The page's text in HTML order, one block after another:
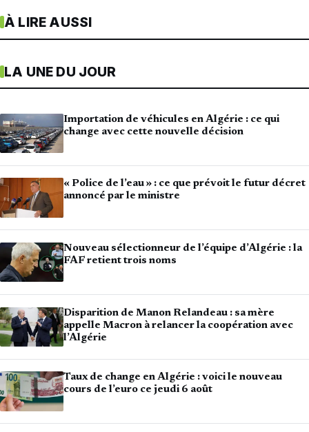
À LIRE AUSSI
LA UNE DU JOUR
Importation de véhicules en Algérie : ce qui
change avec cette nouvelle décision
« Police de l’eau » : ce que prévoit le futur décret
annoncé par le ministre
Nouveau sélectionneur de l’équipe d’Algérie : la
FAF retient trois noms
Disparition de Manon Relandeau : sa mère
appelle Macron à relancer la coopération avec
l’Algérie
Taux de change en Algérie : voici le nouveau
cours de l’euro ce jeudi 6 août